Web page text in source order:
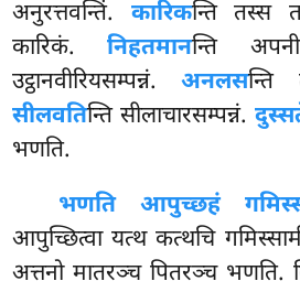
अनुरत्तवन्तिं. कारिकन्ति तस्स
कारिकं.निहतमानन्ति
उट्ठानवीरियसम्पन्नं.अनलस
सीलवतिन्ति सीलाचारसम्पन्नं.
भणति.
भणति आपुच्छहं
आपुच्छित्वा यत्थ कत्थचि
अत्तनो मातरञ्च पितरञ्च